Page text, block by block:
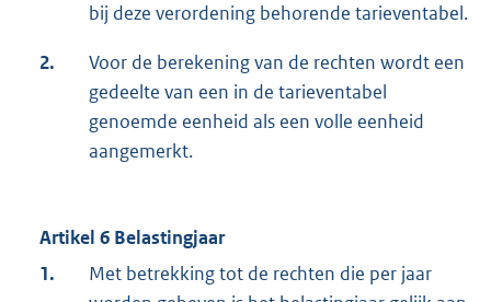
bij deze verordening behorende tarieventabel.
2.
Voor de berekening van de rechten wordt een
gedeelte van een in de tarieventabel
genoemde eenheid als een volle eenheid
aangemerkt.
Artikel 6 Belastingjaar
1.
Met betrekking tot de rechten die per jaar